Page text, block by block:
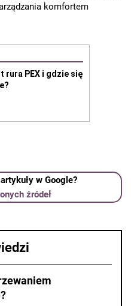
komfortem
w Google?
źródeł